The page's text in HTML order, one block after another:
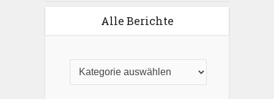
Alle Berichte